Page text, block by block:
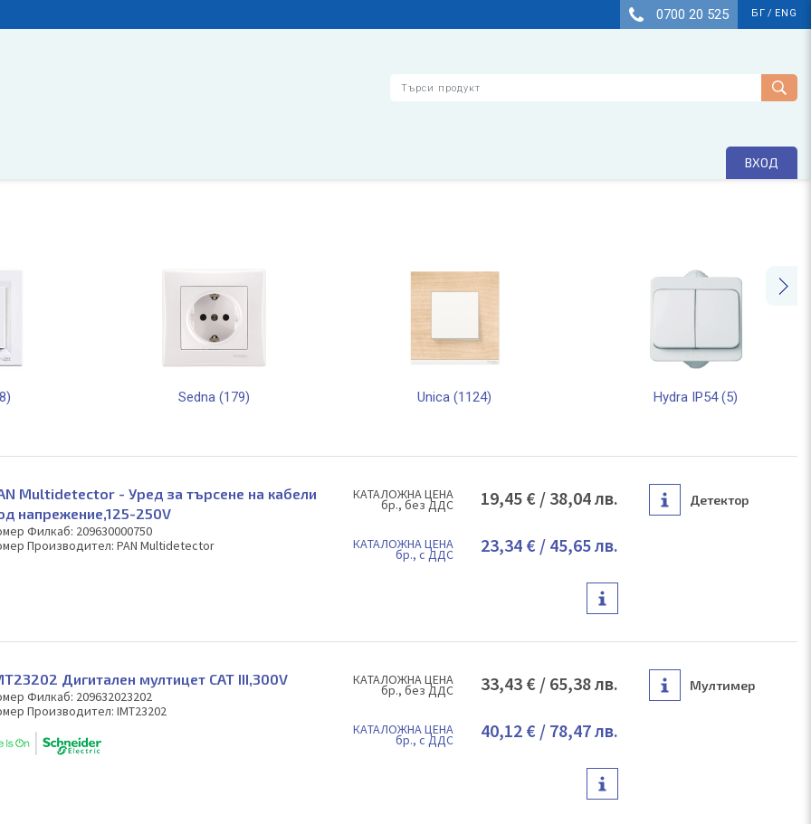
0700 20 525 БГ / ENG
Търси
ВХОД
Sedna (179) Unica (1124) Hydra IP54 (5)
Multidetector - Уред за търсене на кабели
напрежение,125-250V
Филкаб: 209630000750
Производител: PAN Multidetector
КAТАЛОЖНА ЦЕНА
бр., без ДДС
КAТАЛОЖНА ЦЕНА
бр., с ДДС
19,45 € / 38,04 лв.
23,34 € / 45,65 лв.
Детектор
Дигитален мултицет САТ III,300V
Филкаб: 209632023202
Производител: IMT23202
КAТАЛОЖНА ЦЕНА
бр., без ДДС
КAТАЛОЖНА ЦЕНА
бр., с ДДС
33,43 € / 65,38 лв.
40,12 € / 78,47 лв.
Мултимер